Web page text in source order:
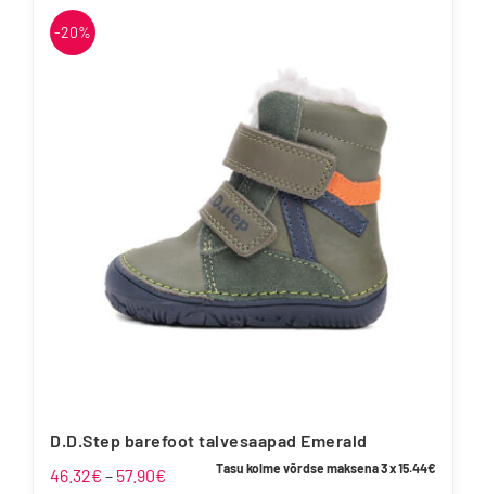
on
mitu
-20%
D.D.Step barefoot talvesaapad Emerald
46.32€ – 57.90€ Hinnavahemik:
Tasu kolme võrdse maksena 3 x15.44€